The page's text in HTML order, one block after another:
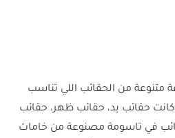
من الحقائب اللي تناسب
حقائب يد، حقائب ظهر، حقائب
في تاسومة مصنوعة من خامات